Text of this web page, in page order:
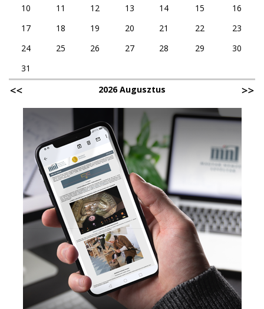
10
11 12 13 14 15
16
17
18 19 20 21 22
23
24
25 26 27 28 29
30
31
2026 Augusztus